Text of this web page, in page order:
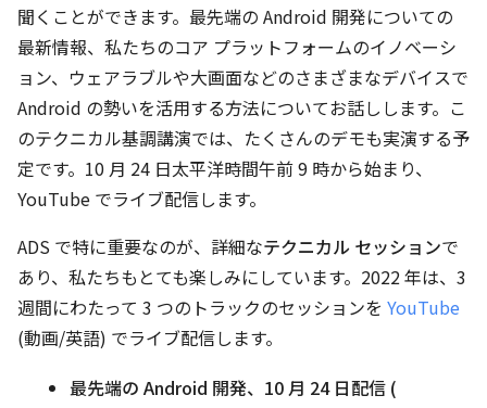
聞くことができます。最先端の Android 開発についての
最新情報、私たちのコア プラットフォームのイノベーシ
ョン、ウェアラブルや大画面などのさまざまなデバイスで
Android の勢いを活用する方法についてお話しします。こ
のテクニカル基調講演では、たくさんのデモも実演する予
定です。10 月 24 日太平洋時間午前 9 時から始まり、
YouTube でライブ配信します。
ADS で特に重要なのが、詳細なテクニカル セッションで
あり、私たちもとても楽しみにしています。2022 年は、3
週間にわたって 3 つのトラックのセッションを YouTube
(動画/英語) でライブ配信します。
最先端の Android 開発、10 月 24 日配信 (